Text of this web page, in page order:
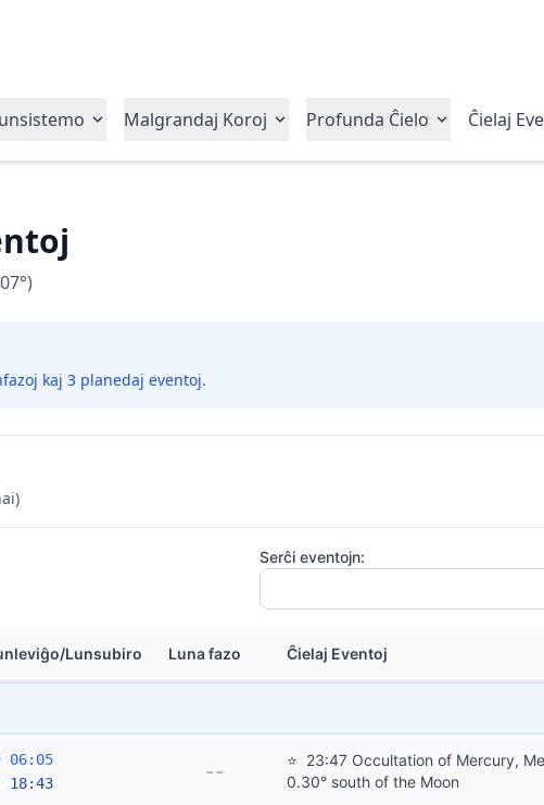
Malgrandaj Koroj Profunda Ĉielo Ĉielaj
kaj 3 planedaj eventoj.
Serĉi eventojn:
Lunsubiro Luna fazo Ĉielaj Eventoj
06:05
18:43
-- ⭐ 23:47 Occultation of Mercury,
0.30° south of the Moon